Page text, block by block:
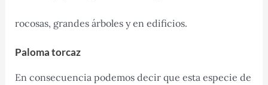
rocosas, grandes árboles y en edificios.
Paloma torcaz
En consecuencia podemos decir que esta especie de